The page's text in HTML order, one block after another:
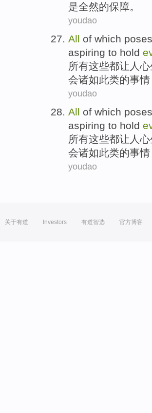
是全然的保障。
youdao
All of which poses
aspiring to hold
所有这些都让人心
会诸如此类的事情
youdao
All of which poses
aspiring to hold
所有这些都让人心
会诸如此类的事情
youdao
关于有道 Investors 有道智选 官方博客